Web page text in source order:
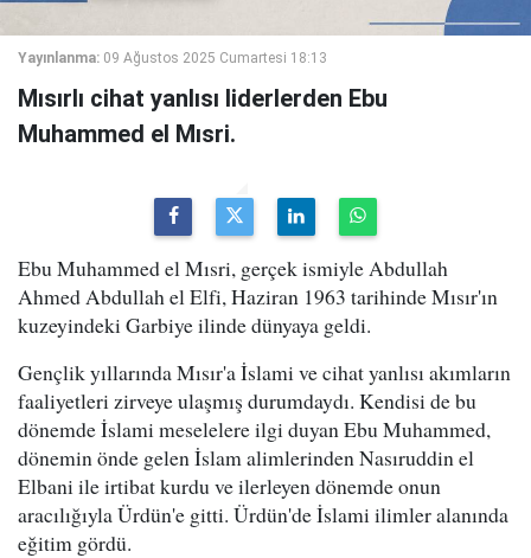
Yayınlanma: 09 Ağustos 2025 Cumartesi 18:13
Mısırlı cihat yanlısı liderlerden Ebu
Muhammed el Mısri.
Ebu Muhammed el Mısri, gerçek ismiyle Abdullah
Ahmed Abdullah el Elfi, Haziran 1963 tarihinde Mısır'ın
kuzeyindeki Garbiye ilinde dünyaya geldi.
Gençlik yıllarında Mısır'a İslami ve cihat yanlısı akımların
faaliyetleri zirveye ulaşmış durumdaydı. Kendisi de bu
dönemde İslami meselelere ilgi duyan Ebu Muhammed,
dönemin önde gelen İslam alimlerinden Nasıruddin el
Elbani ile irtibat kurdu ve ilerleyen dönemde onun
aracılığıyla Ürdün'e gitti. Ürdün'de İslami ilimler alanında
eğitim gördü.